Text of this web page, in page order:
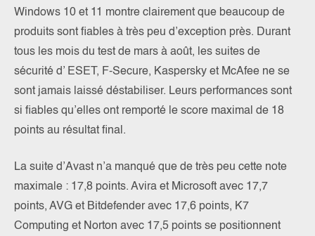
Windows 10 et 11 montre clairement que beaucoup de
produits sont fiables à très peu d’exception près. Durant
tous les mois du test de mars à août, les suites de
sécurité d’ ESET, F-Secure, Kaspersky et McAfee ne se
sont jamais laissé déstabiliser. Leurs performances sont
si fiables qu’elles ont remporté le score maximal de 18
points au résultat final.
La suite d’Avast n’a manqué que de très peu cette note
maximale : 17,8 points. Avira et Microsoft avec 17,7
points, AVG et Bitdefender avec 17,6 points, K7
Computing et Norton avec 17,5 points se positionnent